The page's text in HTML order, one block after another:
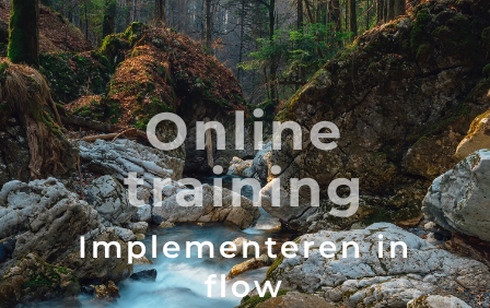
Online
training
Implementeren in
flow